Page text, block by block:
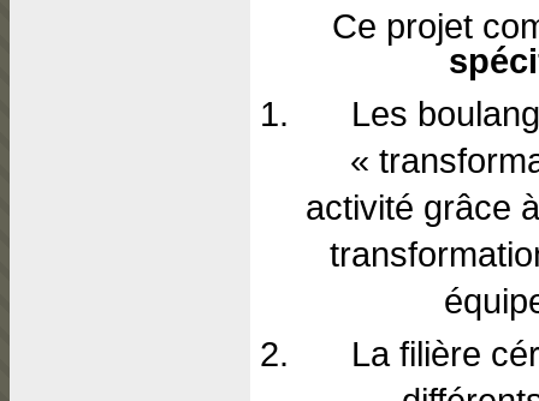
Ce projet
Les
«
activité grâce
La filière